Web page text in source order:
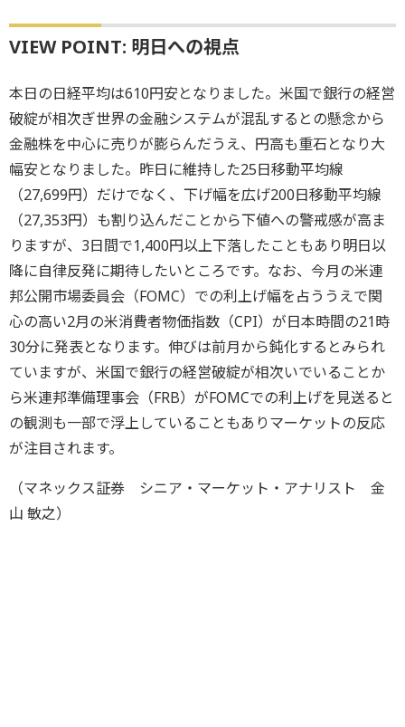
VIEW POINT: 明日への視点
本日の日経平均は610円安となりました。米国で銀行の経営
破綻が相次ぎ世界の金融システムが混乱するとの懸念から
金融株を中心に売りが膨らんだうえ、円高も重石となり大
幅安となりました。昨日に維持した25日移動平均線
（27,699円）だけでなく、下げ幅を広げ200日移動平均線
（27,353円）も割り込んだことから下値への警戒感が高ま
りますが、3日間で1,400円以上下落したこともあり明日以
降に自律反発に期待したいところです。なお、今月の米連
邦公開市場委員会（FOMC）での利上げ幅を占ううえで関
心の高い2月の米消費者物価指数（CPI）が日本時間の21時
30分に発表となります。伸びは前月から鈍化するとみられ
ていますが、米国で銀行の経営破綻が相次いでいることか
ら米連邦準備理事会（FRB）がFOMCでの利上げを見送ると
の観測も一部で浮上していることもありマーケットの反応
が注目されます。
（マネックス証券 シニア・マーケット・アナリスト 金
山 敏之）